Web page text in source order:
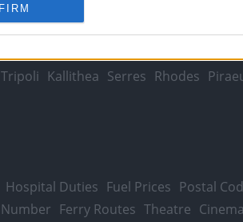
Tripoli Kallithea Serres Rhodes
Hospital Duties Fuel Prices Postal
Ferry Routes Theatre